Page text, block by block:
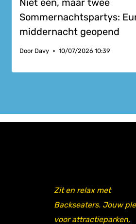
Niet één, maar twee
Sommernachtspartys:
middernacht geopend
Door Davy 10/07/2026 10:39
Zit en relax met
Backseaters. Jouw
voor attractieparken,